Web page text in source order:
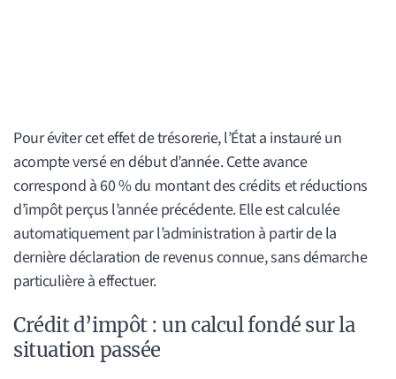
Pour éviter cet effet de trésorerie, l’État a instauré un
acompte versé en début d’année. Cette avance
correspond à 60 % du montant des crédits et réductions
d’impôt perçus l’année précédente. Elle est calculée
automatiquement par l’administration à partir de la
dernière déclaration de revenus connue, sans démarche
particulière à effectuer.
Crédit d’impôt : un calcul fondé sur la
situation passée